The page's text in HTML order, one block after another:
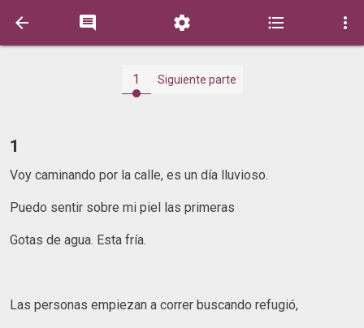
    
1 Siguiente parte
1
Voy caminando por la calle, es un día lluvioso.
Puedo sentir sobre mi piel las primeras
Gotas de agua. Esta fría.
Las personas empiezan a correr buscando refugió,